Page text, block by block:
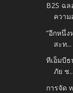
B2S ฉ
ความ
“อีกหนึ่
สะท...
ทีเอ็มบี
ภัย ช...
การจัด